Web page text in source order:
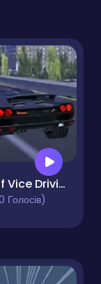
City of Vice Driving
Голосів)